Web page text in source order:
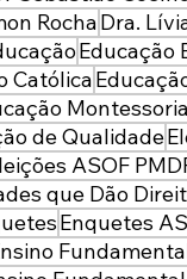
RochaDra.
Educação
Católica
de Qualidade
ASOF
Enquetes